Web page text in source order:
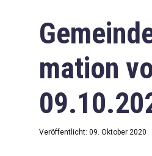
mation
Veröffentlicht: 09. Oktober 2020